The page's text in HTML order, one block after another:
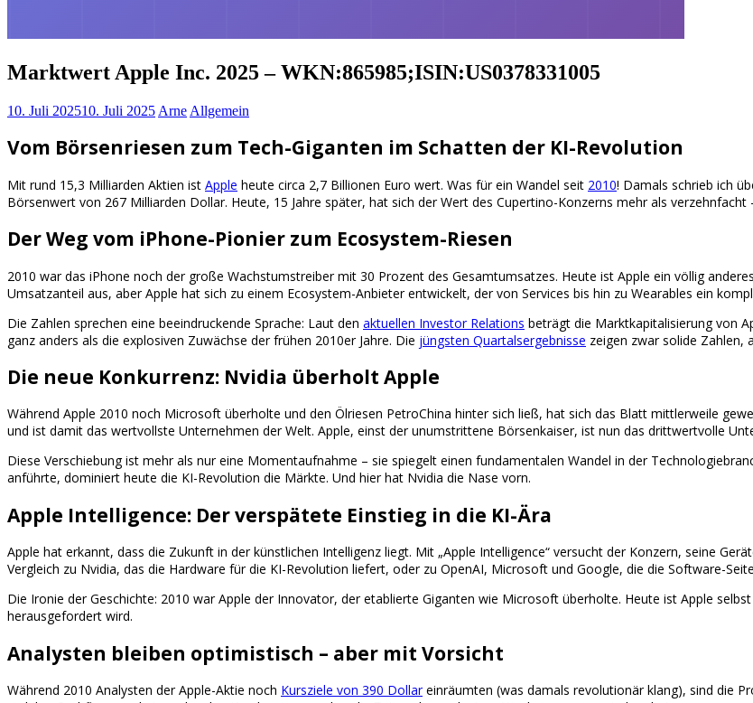
Marktwert Apple Inc. 2025 – WKN:865985;ISIN:US0378331005
10. Juli 202510. Juli 2025 Arne Allgemein
Vom Börsenriesen zum Tech-Giganten im Schatten der KI-Revolution
Mit rund 15,3 Milliarden Aktien ist Apple heute circa 2,7 Billionen Euro wert. Was für ein Wandel seit 2010! Damals schrieb ich
Börsenwert von 267 Milliarden Dollar. Heute, 15 Jahre später, hat sich der Wert des Cupertino-Konzerns mehr als
Der Weg vom iPhone-Pionier zum Ecosystem-Riesen
2010 war das iPhone noch der große Wachstumstreiber mit 30 Prozent des Gesamtumsatzes. Heute ist Apple ein völlig
Umsatzanteil aus, aber Apple hat sich zu einem Ecosystem-Anbieter entwickelt, der von Services bis hin zu Wearables ein
Die Zahlen sprechen eine beeindruckende Sprache: Laut den aktuellen Investor Relations beträgt die Marktkapitalisierung von
ganz anders als die explosiven Zuwächse der frühen 2010er Jahre. Die jüngsten Quartalsergebnisse zeigen zwar solide Zahlen,
Die neue Konkurrenz: Nvidia überholt Apple
Während Apple 2010 noch Microsoft überholte und den Ölriesen PetroChina hinter sich ließ, hat sich das Blatt mittlerweile
und ist damit das wertvollste Unternehmen der Welt. Apple, einst der unumstrittene Börsenkaiser, ist nun das drittwertvolle
Diese Verschiebung ist mehr als nur eine Momentaufnahme – sie spiegelt einen fundamentalen Wandel in der
anführte, dominiert heute die KI-Revolution die Märkte. Und hier hat Nvidia die Nase vorn.
Apple Intelligence: Der verspätete Einstieg in die KI-Ära
Apple hat erkannt, dass die Zukunft in der künstlichen Intelligenz liegt. Mit „Apple Intelligence“ versucht der Konzern, seine
Vergleich zu Nvidia, das die Hardware für die KI-Revolution liefert, oder zu OpenAI, Microsoft und Google, die die Software-
Die Ironie der Geschichte: 2010 war Apple der Innovator, der etablierte Giganten wie Microsoft überholte. Heute ist Apple
herausgefordert wird.
Analysten bleiben optimistisch – aber mit Vorsicht
Während 2010 Analysten der Apple-Aktie noch Kursziele von 390 Dollareinräumten (was damals revolutionär klang), sind die